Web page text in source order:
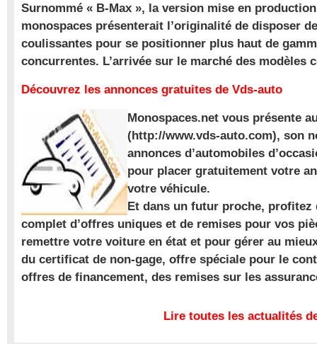
Surnommé « B-Max », la version mise en
monospaces présenterait l’originalité de disposer
coulissantes pour se positionner plus haut de
concurrentes. L’arrivée sur le marché des modèles
Découvrez les annonces gratuites de Vds-auto
Monospaces.net vous présente
(http://www.vds-auto.com), son
annonces d’automobiles
pour placer gratuitement votre
votre véhicule.
Et dans un futur proche, profitez
complet d’offres uniques et de remises pour vos
remettre votre voiture en état et pour gérer au
du certificat de non-gage, offre spéciale pour le
offres de financement, des remises sur les
Lire toutes les actualités